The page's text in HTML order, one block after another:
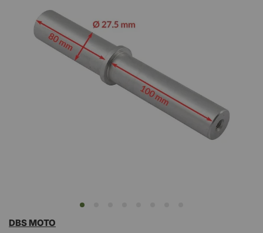
изображенията
към
DBS MOTO